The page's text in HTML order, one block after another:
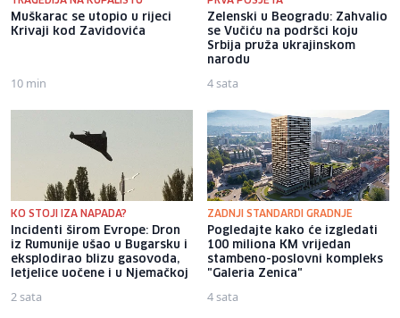
Muškarac se utopio u rijeci
Krivaji kod Zavidovića
10 min
Zelenski u Beogradu: Zahvalio
se Vučiću na podršci koju
Srbija pruža ukrajinskom
narodu
4 sata
KO STOJI IZA NAPADA?
Incidenti širom Evrope: Dron
iz Rumunije ušao u Bugarsku i
eksplodirao blizu gasovoda,
letjelice uočene i u Njemačkoj
2 sata
ZADNJI STANDARDI GRADNJE
Pogledajte kako će izgledati
100 miliona KM vrijedan
stambeno-poslovni kompleks
"Galeria Zenica"
4 sata